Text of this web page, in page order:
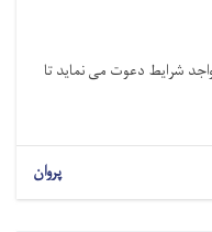
شرایط دعوت می نماید تا
پروان